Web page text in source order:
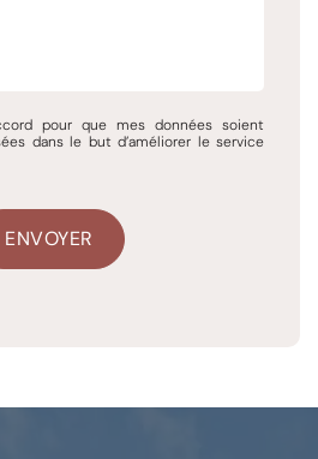
pour que mes données soient
dans le but d’améliorer le service